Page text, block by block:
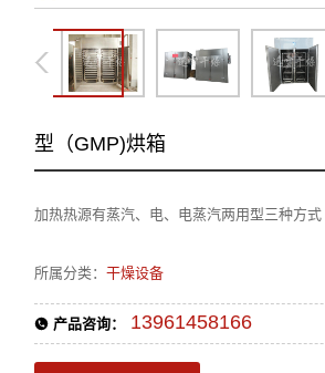
型（GMP)烘箱
加热热源有蒸汽、电、电蒸汽两用型三种方式
所属分类：干燥设备
产品咨询： 13961458166